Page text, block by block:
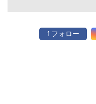
f フォロー